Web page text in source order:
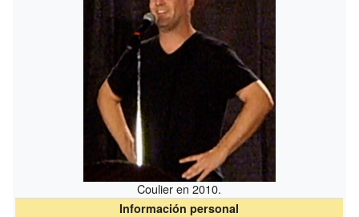
Coulier en 2010.
Información personal